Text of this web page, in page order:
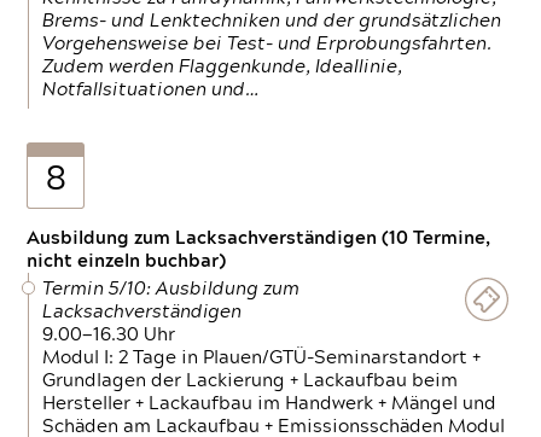
Brems- und Lenktechniken und der grundsätzlichen
Vorgehensweise bei Test- und Erprobungsfahrten.
Zudem werden Flaggenkunde, Ideallinie,
Notfallsituationen und…
8
Ausbildung zum Lacksachverständigen (10 Termine,
nicht einzeln buchbar)
Termin 5/10: Ausbildung zum
Lacksachverständigen
9.00—16.30 Uhr
Modul I: 2 Tage in Plauen/GTÜ-Seminarstandort +
Grundlagen der Lackierung + Lackaufbau beim
Hersteller + Lackaufbau im Handwerk + Mängel und
Schäden am Lackaufbau + Emissionsschäden Modul